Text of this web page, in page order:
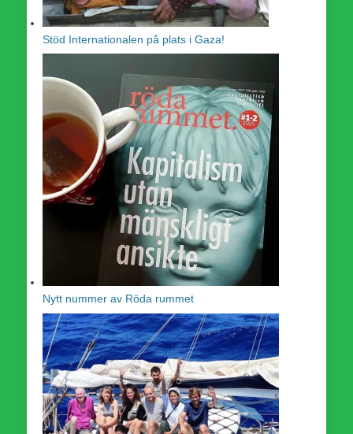
Stöd Internationalen på plats i Gaza!
Nytt nummer av Röda rummet